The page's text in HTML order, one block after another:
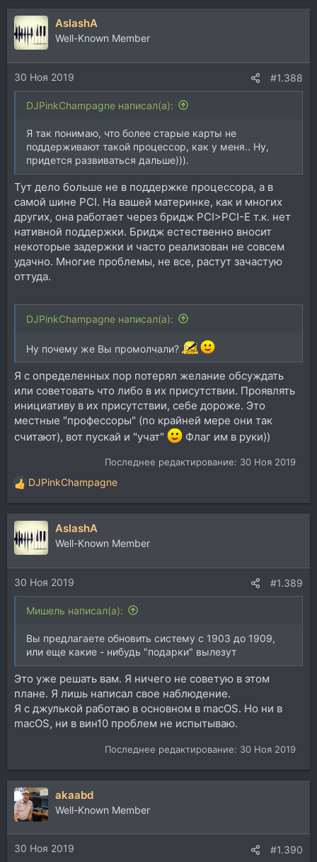
AslashA
Well-Known Member
30 Ноя 2019 #1.388
DJPinkChampagne написал(а):
Я так понимаю, что более старые карты не
поддерживают такой процессор, как у меня.. Ну,
придется развиваться дальше))).
Тут дело больше не в поддержке процессора, а в
самой шине PCI. На вашей материнке, как и многих
других, она работает через бридж PCI>PCI-E т.к. нет
нативной поддержки. Бридж естественно вносит
некоторые задержки и часто реализован не совсем
удачно. Многие проблемы, не все, растут зачастую
оттуда.
DJPinkChampagne написал(а):
Ну почему же Вы промолчали?
Я с определенных пор потерял желание обсуждать
или советовать что либо в их присутствии. Проявлять
инициативу в их присутствии, себе дороже. Это
местные "профессоры" (по крайней мере они так
считают), вот пускай и "учат"
Флаг им в руки))
Последнее редактирование: 30 Ноя 2019
Р
е
а
к
ц
и
и
:
DJPinkChampagne
AslashA
Well-Known Member
30 Ноя 2019 #1.389
Мишель написал(а):
Вы предлагаете обновить систему с 1903 до 1909,
или еще какие - нибудь "подарки" вылезут
Это уже решать вам. Я ничего не советую в этом
плане. Я лишь написал свое наблюдение.
Я с джулькой работаю в основном в macOS. Но ни в
macOS, ни в вин10 проблем не испытываю.
Последнее редактирование: 30 Ноя 2019
akaabd
Well-Known Member
30 Ноя 2019 #1.390